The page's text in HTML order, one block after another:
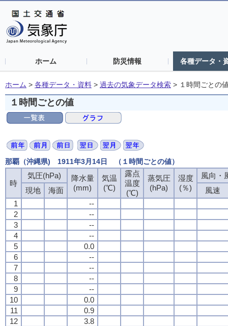
ホーム 防災情報 各種データ・
ホーム > 各種データ・資料 > 過去の気象データ検索 > １時間ごとの
１時間ごとの値
那覇（沖縄県) 1911年3月14日 （１時間ごとの値）
時
気圧(hPa)
降水量
(mm)
気温
(℃)
露点
温度
(℃)
蒸気圧
(hPa)
湿度
(％)
風向・
現地
海面
風速
1
--
2
--
3
--
4
--
5
0.0
6
--
7
--
8
--
9
--
10
0.0
11
0.9
12
3.8
時
気圧(hPa)
降水量
(mm)
気温
(℃)
露点
温度
(℃)
蒸気圧
(hPa)
湿度
(％)
風向・
現地
海面
風速
1
--
2
--
3
--
4
--
5
0.0
6
--
7
--
8
--
9
--
10
0.0
11
0.9
12
3.8
時
気圧(hPa)
降水量
(mm)
気温
(℃)
露点
温度
(℃)
蒸気圧
(hPa)
湿度
(％)
風向・
現地
海面
風速
1
--
2
--
3
--
4
--
5
0.0
6
--
7
--
8
--
9
--
10
0.0
11
0.9
12
3.8
時
気圧(hPa)
降水量
(mm)
気温
(℃)
露点
温度
(℃)
蒸気圧
(hPa)
湿度
(％)
風向・
現地
海面
風速
1
--
2
--
3
--
4
--
5
0.0
6
--
7
--
8
--
9
--
10
0.0
11
0.9
12
3.8